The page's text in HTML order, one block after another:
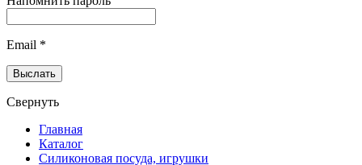
Email *
Свернуть
Главная
Каталог
Силиконовая посуда, игрушки